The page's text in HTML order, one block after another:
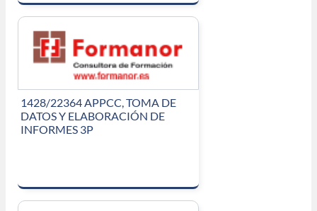
1428/22364 APPCC, TOMA DE
DATOS Y ELABORACIÓN DE
INFORMES 3P